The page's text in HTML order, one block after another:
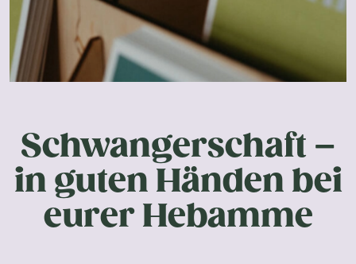
Schwangerschaft –
in guten Händen bei
eurer Hebamme